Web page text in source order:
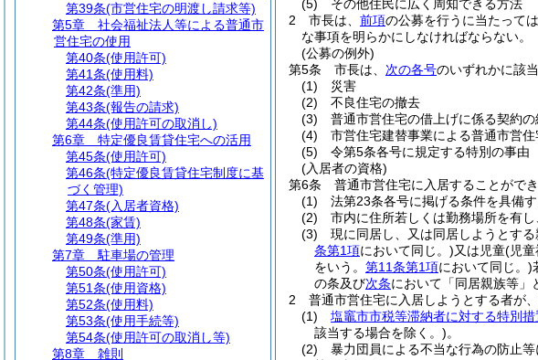
(5)
その他住民に広く周知できる方法
2
市長は、 前項の公募を行うに当たって
な事項を明らかにしなければならない。
(公募の例外)
第5条
市長は、 次の各号のいずれかに該
(1)
災害
(2)
不良住宅の撤去
(3)
普通市営住宅の借上げに係る契約の
(4)
市営住宅建替事業による普通市営住
(5)
令第5条各号に規定する特別の事由
(入居者の資格)
第6条
普通市営住宅に入居することがで
(1)
法第23条各号に掲げる条件を具備す
(2)
市内に住所若しくは勤務場所を有
(3)
現に同居し、又は同居しようとする
条第1項において同じ。)又は児童(児童
をいう。 第11条第1項において同じ。)
の条及び次条において「同居親族等」
2
普通市営住宅に入居しようとする者が、
(1)
塩竈市市税等滞納者に対する特別措
該当する場合を除く。)。
(2)
暴力団員による不当な行為の防止
第39条(市営住宅の明渡し請求等)
第5章
社会福祉法人等による普通市
営住宅の使用
第40条(使用許可)
第41条(使用料)
第42条(準用)
第43条(報告の請求)
第44条(使用許可の取消し)
第6章
特定優良賃貸住宅への活用
第45条(使用許可)
第46条(特定優良賃貸住宅制度に基
づく管理)
第47条(入居者資格)
第48条(家賃)
第49条(準用)
第7章
駐車場の管理
第50条(使用許可)
第51条(使用資格)
第52条(使用料)
第53条(使用手続等)
第54条(使用許可の取消し等)
第8章
雑則